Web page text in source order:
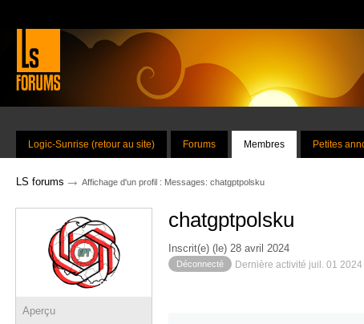
Logic-Sunrise (retour au site) Forums Membres Petites
LS forums → Affichage d'un profil : Messages: chatgptpolsku
Aperçu
chatgptpolsku
Inscrit(e) (le) 28 avril 2024
Déconnecté Dernière activité juil. 01 2024